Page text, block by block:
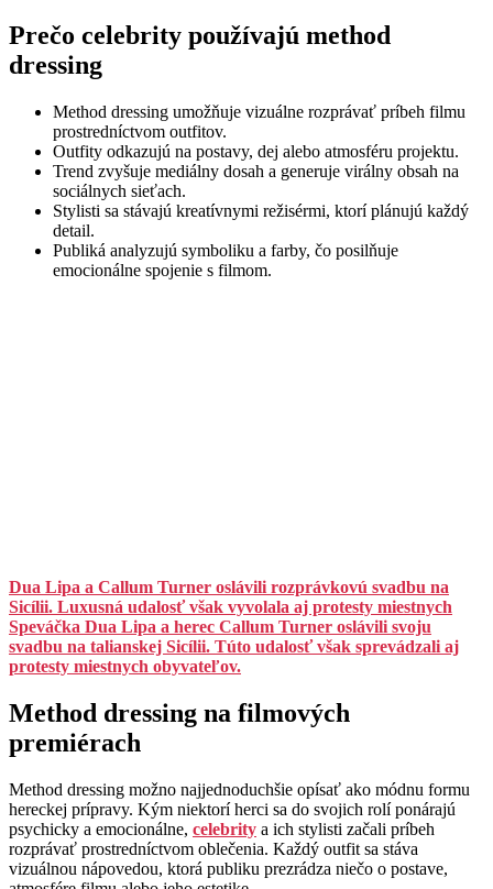
Prečo celebrity používajú method
dressing
Method dressing umožňuje vizuálne rozprávať príbeh filmu
prostredníctvom outfitov.
Outfity odkazujú na postavy, dej alebo atmosféru projektu.
Trend zvyšuje mediálny dosah a generuje virálny obsah na
sociálnych sieťach.
Stylisti sa stávajú kreatívnymi režisérmi, ktorí plánujú každý
detail.
Publiká analyzujú symboliku a farby, čo posilňuje
emocionálne spojenie s filmom.
Dua Lipa a Callum Turner oslávili rozprávkovú svadbu na
Sicílii. Luxusná udalosť však vyvolala aj protesty miestnych
Speváčka Dua Lipa a herec Callum Turner oslávili svoju
svadbu na talianskej Sicílii. Túto udalosť však sprevádzali aj
protesty miestnych obyvateľov.
Method dressing na filmových
premiérach
Method dressing možno najjednoduchšie opísať ako módnu formu
hereckej prípravy. Kým niektorí herci sa do svojich rolí ponárajú
psychicky a emocionálne, celebrity a ich stylisti začali príbeh
rozprávať prostredníctvom oblečenia. Každý outfit sa stáva
vizuálnou nápovedou, ktorá publiku prezrádza niečo o postave,